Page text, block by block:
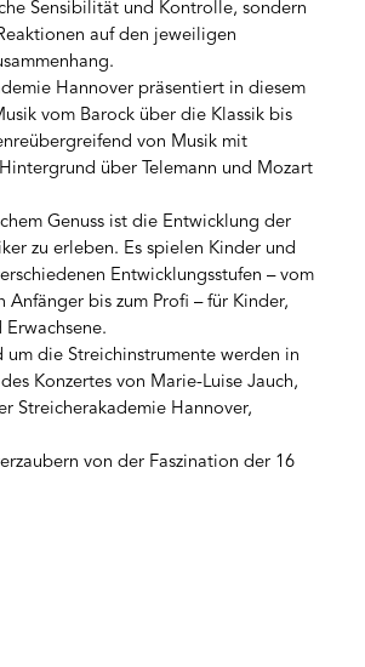
Sensibilität und Kontrolle, sondern
auf den jeweiligen
Hannover präsentiert in diesem
vom Barock über die Klassik bis
von Musik mit
über Telemann und Mozart
Genuss ist die Entwicklung der
zu erleben. Es spielen Kinder und
Entwicklungsstufen – vom
Anfänger bis zum Profi – für Kinder,
um die Streichinstrumente werden in
Konzertes von Marie-Luise Jauch,
Streicherakademie Hannover,
von der Faszination der 16